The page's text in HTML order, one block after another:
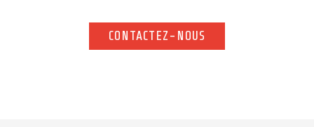
CONTACTEZ-NOUS
CONTACTEZ-NOUS